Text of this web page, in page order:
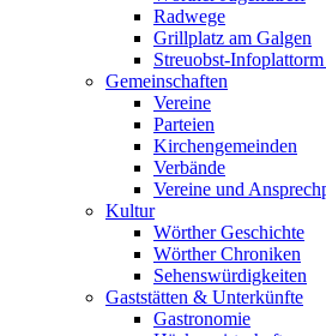
Radwege
Grillplatz am Galgen
Streuobst-
Gemeinschaften
Vereine
Parteien
Kirchengemeinden
Verbände
Vereine und
Kultur
Wörther Geschichte
Wörther Chroniken
Sehenswürdigkeiten
Gaststätten & Unterkünfte
Gastronomie